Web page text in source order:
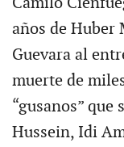
años de Huber
Guevara al
muerte de
“gusanos”
Hussein, Idi